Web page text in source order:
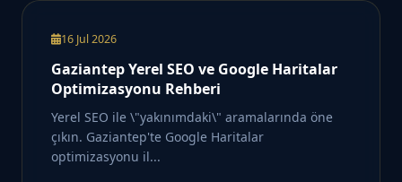
16 Jul 2026
Gaziantep Yerel SEO ve Google Haritalar
Optimizasyonu Rehberi
Yerel SEO ile \"yakınımdaki\" aramalarında öne
çıkın. Gaziantep'te Google Haritalar
optimizasyonu il...